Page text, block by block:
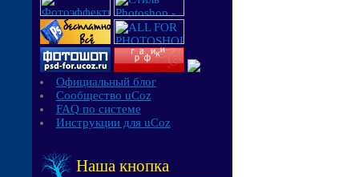
Официальный блог
Сообщество uCoz
FAQ по системе
Инструкции для uCoz
Наша кнопка